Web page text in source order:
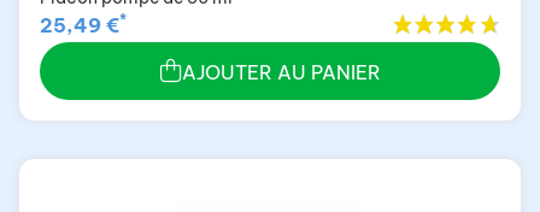
25,49 €*
AJOUTER AU PANIER